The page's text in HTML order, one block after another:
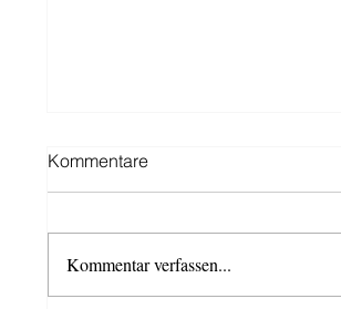
Kommentare
Kommentar verfassen...